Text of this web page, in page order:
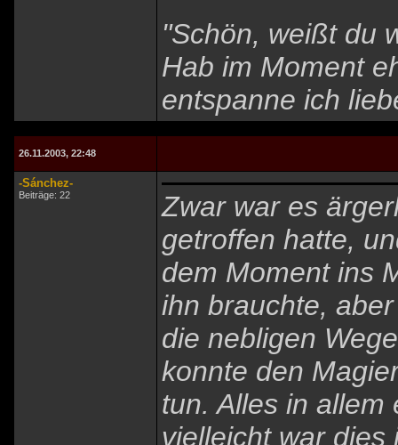
"Schön, weißt du
Hab im Moment
entspanne ich
26.11.2003, 22:48
-Sánchez-
Beiträge: 22
Zwar war es
getroffen hatte,
dem Moment ins
ihn brauchte,
die nebligen
konnte den
tun. Alles in allem
vielleicht war dies